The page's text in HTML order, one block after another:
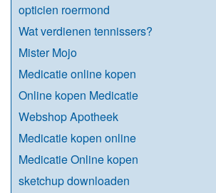
opticien roermond
Wat verdienen tennissers?
Mister Mojo
Medicatie online kopen
Online kopen Medicatie
Webshop Apotheek
Medicatie kopen online
Medicatie Online kopen
sketchup downloaden